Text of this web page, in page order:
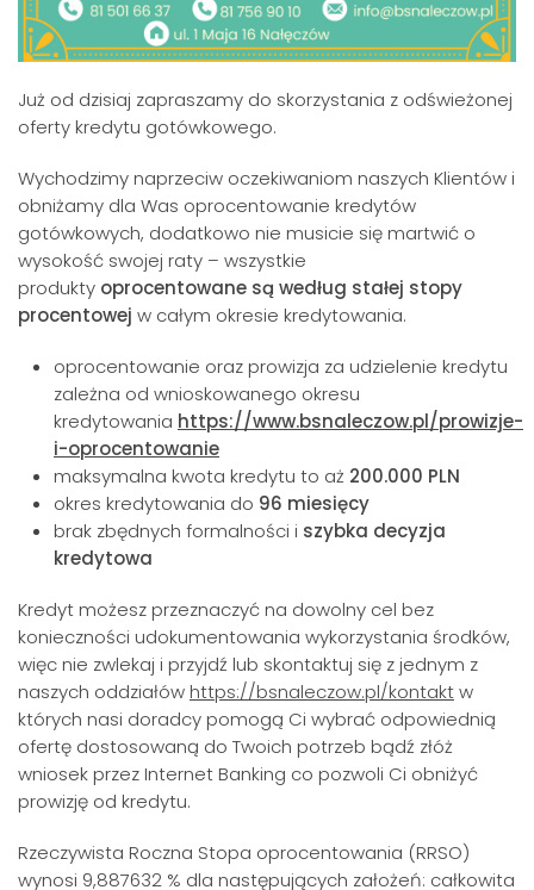
Już od dzisiaj zapraszamy do skorzystania z odświeżonej
oferty kredytu gotówkowego.
Wychodzimy naprzeciw oczekiwaniom naszych Klientów i
obniżamy dla Was oprocentowanie kredytów
gotówkowych, dodatkowo nie musicie się martwić o
wysokość swojej raty – wszystkie
produkty oprocentowane są według stałej stopy
procentowej w całym okresie kredytowania.
oprocentowanie oraz prowizja za udzielenie kredytu
zależna od wnioskowanego okresu
kredytowania https://www.bsnaleczow.pl/prowizje-
i-oprocentowanie
maksymalna kwota kredytu to aż 200.000 PLN
okres kredytowania do 96 miesięcy
brak zbędnych formalności i szybka decyzja
kredytowa
Kredyt możesz przeznaczyć na dowolny cel bez
konieczności udokumentowania wykorzystania środków,
więc nie zwlekaj i przyjdź lub skontaktuj się z jednym z
naszych oddziałów https://bsnaleczow.pl/kontaktw
których nasi doradcy pomogą Ci wybrać odpowiednią
ofertę dostosowaną do Twoich potrzeb bądź złóż
wniosek przez Internet Banking co pozwoli Ci obniżyć
prowizję od kredytu.
Rzeczywista Roczna Stopa oprocentowania (RRSO)
wynosi 9,887632 % dla następujących założeń: całkowita